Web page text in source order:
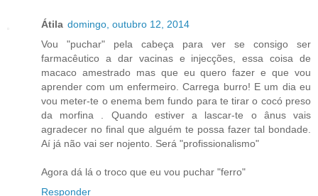
Átila domingo, outubro 12, 2014
Vou "puchar" pela cabeça para ver se consigo ser
farmacêutico a dar vacinas e injecções, essa coisa de
macaco amestrado mas que eu quero fazer e que vou
aprender com um enfermeiro. Carrega burro! E um dia eu
vou meter-te o enema bem fundo para te tirar o cocó preso
da morfina . Quando estiver a lascar-te o ânus vais
agradecer no final que alguém te possa fazer tal bondade.
Aí já não vai ser nojento. Será "profissionalismo"
Agora dá lá o troco que eu vou puchar "ferro"
Responder